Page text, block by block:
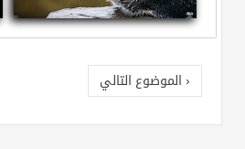
‹ الموضوع التالي